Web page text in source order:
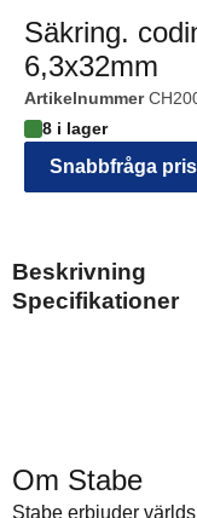
Säkring.
6,3x32mm
Artikelnummer
8 i lager
Snabbfråga pris
Beskrivning
Specifikationer
Om Stabe
Stabe erbjuder